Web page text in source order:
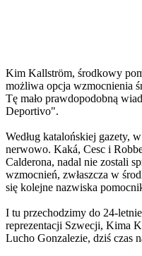
Kim Kallström, środkowy
możliwa opcja wzmocnienia
Tę mało prawdopodobną
Deportivo".
Według katalońskiej gazety,
nerwowo. Kaká, Cesc i
Calderona, nadal nie zostali
wzmocnień, zwłaszcza w
się kolejne nazwiska
I tu przechodzimy do 24-
reprezentacji Szwecji, Kima
Lucho Gonzalezie, dziś czas